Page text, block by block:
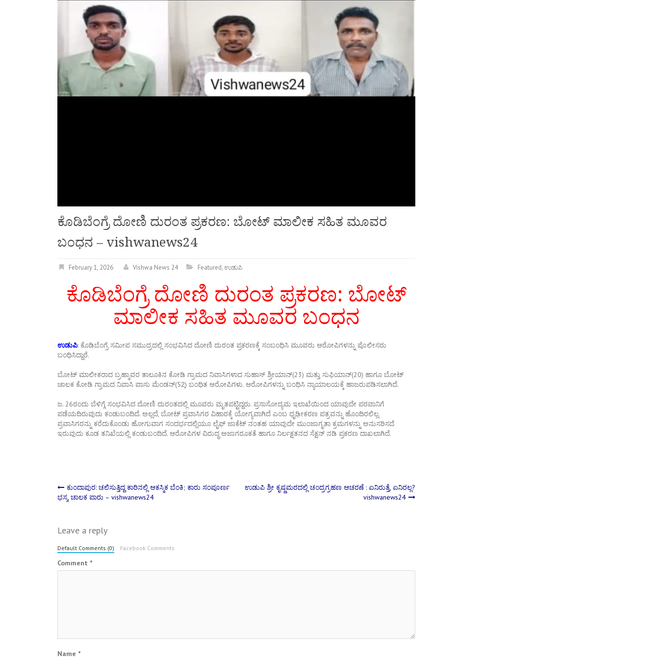
ಕೊಡಿಬೆಂಗ್ರೆ ದೋಣಿ ದುರಂತ ಪ್ರಕರಣ: ಬೋಟ್ ಮಾಲೀಕ ಸಹಿತ ಮೂವರ
ಬಂಧನ – vishwanews24
February 1, 2026 Vishwa News 24 Featured,ಉಡುಪಿ
ಕೊಡಿಬೆಂಗ್ರೆ ದೋಣಿ ದುರಂತ ಪ್ರಕರಣ: ಬೋಟ್
ಮಾಲೀಕ ಸಹಿತ ಮೂವರ ಬಂಧನ
ಉಡುಪಿ: ಕೊಡಿಬೆಂಗ್ರೆ ಸಮೀಪ ಸಮುದ್ರದಲ್ಲಿ ಸಂಭವಿಸಿದ ದೋಣಿ ದುರಂತ ಪ್ರಕರಣಕ್ಕೆ ಸಂಬಂಧಿಸಿ ಮೂವರು ಆರೋಪಿಗಳನ್ನು ಪೊಲೀಸರು
ಬಂಧಿಸಿದ್ದಾರೆ.
ಬೋಟ್ ಮಾಲೀಕರಾದ ಬ್ರಹ್ಮಾವರ ತಾಲೂಕಿನ‌ ಕೋಡಿ ಗ್ರಾಮದ ನಿವಾಸಿಗಳಾದ ಸುಹಾಸ್ ಶ್ರೀಯಾನ್(23) ಮತ್ತು ಸುಫಿಯಾನ್(20) ಹಾಗೂ ಬೋಟ್
ಚಾಲಕ ಕೋಡಿ ಗ್ರಾಮದ ನಿವಾಸಿ ವಾಸು ಮೆಂಡನ್(52̧) ಬಂಧಿತ ಆರೋಪಿಗಳು. ಆರೋಪಿಗಳನ್ನು ಬಂಧಿಸಿ ನ್ಯಾಯಾಲಯಕ್ಕೆ ಹಾಜರುಪಡಿಸಲಾಗಿದೆ.
ಜ. 26ರಂದು ಬೆಳಿಗ್ಗೆ ಸಂಭವಿಸಿದ ದೋಣಿ ದುರಂತದಲ್ಲಿ ಮೂವರು ಮೃತಪಟ್ಟಿದ್ದರು. ಪ್ರಸಾಸೋದ್ಯಮ ಇಲಾಖೆಯಿಂದ ಯಾವುದೇ ಪರವಾನಿಗೆ
ಪಡೆಯದಿರುವುದು ಕಂಡುಬಂದಿದೆ. ಅಲ್ಲದೆ, ಬೋಟ್ ಪ್ರವಾಸಿಗರ ವಿಹಾರಕ್ಕೆ ಯೋಗ್ಯವಾಗಿದೆ ಎಂಬ ಧೃಢೀಕರಣ ಪತ್ರವನ್ನು ಹೊಂದಿರಲಿಲ್ಲ.
ಪ್ರವಾಸಿಗರನ್ನು ಕರೆದುಕೊಂಡು ಹೋಗುವಾಗ ಸಂದರ್ಭದಲ್ಲಿಯೂ ಲೈಫ್ ಜಾಕೆಟ್ ನಂತಹ ಯಾವುದೇ ಮುಂಜಾಗೃತಾ ಕ್ರಮಗಳನ್ನು ಅನುಸರಿಸದೆ
ಇರುವುದು ಕೂಡ ತನಿಖೆಯಲ್ಲಿ ಕಂಡುಬಂದಿದೆ. ಆರೋಪಿಗಳ ವಿರುದ್ಧ ಅಜಾಗರೂಕತೆ ಹಾಗೂ ನಿರ್ಲಕ್ಷತನದ ಸೆಕ್ಷನ್ ನಡಿ ಪ್ರಕರಣ ದಾಖಲಾಗಿದೆ.
Post
ಕುಂದಾಪುರ: ಚಲಿಸುತ್ತಿದ್ದ ಕಾರಿನಲ್ಲಿ ಆಕಸ್ಮಿಕ ಬೆಂಕಿ; ಕಾರು ಸಂಪೂರ್ಣ
ಭಸ್ಮ, ಚಾಲಕ ಪಾರು – vishwanews24
ಉಡುಪಿ ಶ್ರೀ ಕೃಷ್ಣಮಠದಲ್ಲಿ ಚಂದ್ರಗ್ರಹಣ ಆಚರಣೆ : ಏನಿರುತ್ತೆ, ಏನಿರಲ್ಲ?
vishwanews24
Leave a reply
Default Comments (0) Facebook Comments
Comment *
Name *